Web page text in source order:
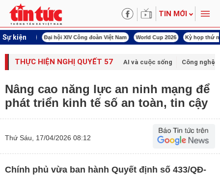
TIN MỚI
Sự kiện
ngày đêm Đại hội XIV Công đoàn Việt Nam World Cup 2026 Kỳ họp thứ
THỰC HIỆN NGHỊ QUYẾT 57 AI và cuộc sống Công nghệ
Nâng cao năng lực an ninh mạng để
phát triển kinh tế số an toàn, tin cậy
Thứ Sáu, 17/04/2026 08:12
Chính phủ vừa ban hành Quyết định số 433/QĐ-